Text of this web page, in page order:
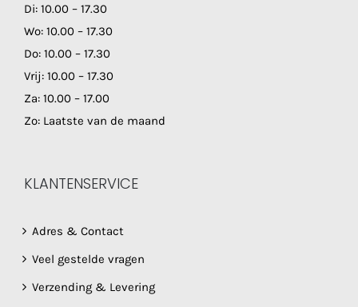
Di: 10.00 – 17.30
Wo: 10.00 – 17.30
Do: 10.00 – 17.30
Vrij: 10.00 – 17.30
Za: 10.00 – 17.00
Zo: Laatste van de maand
KLANTENSERVICE
Adres & Contact
Veel gestelde vragen
Verzending & Levering